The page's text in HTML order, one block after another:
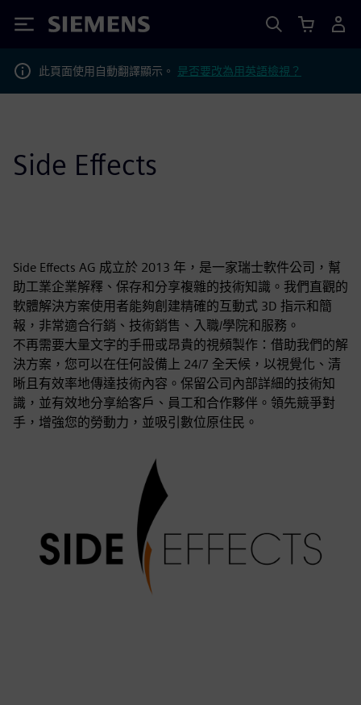
Siemens
此頁面使用自動翻譯顯示。 是否要改為用英語檢視？
Side Effects
Side Effects AG 成立於 2013 年，是一家瑞士軟件公司，幫
助工業企業解釋、保存和分享複雜的技術知識。我們直觀的
軟體解決方案使用者能夠創建精確的互動式 3D 指示和簡
報，非常適合行銷、技術銷售、入職/學院和服務。
不再需要大量文字的手冊或昂貴的視頻製作：借助我們的解
決方案，您可以在任何設備上 24/7 全天候，以視覺化、清
晰且有效率地傳達技術內容。保留公司內部詳細的技術知
識，並有效地分享給客戶、員工和合作夥伴。領先競爭對
手，增強您的勞動力，並吸引數位原住民。